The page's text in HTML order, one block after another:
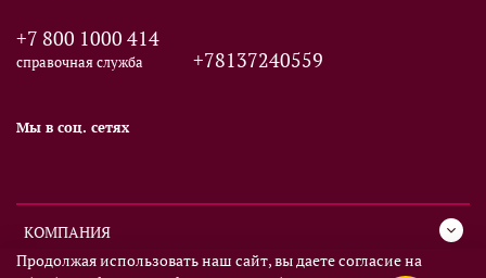
КОМПАНИЯ
+7 800 1000 414
справочная служба +78137240559
Мы в соц. сетях
Продолжая использовать наш сайт, вы даете согласие на